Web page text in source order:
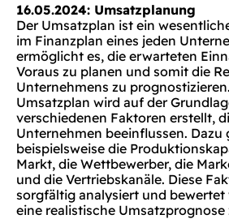
16.05.2024: Umsatzplanung
Der Umsatzplan ist ein
im Finanzplan eines jeden
ermöglicht es, die erwarteten
Voraus zu planen und somit die
Unternehmens zu
Umsatzplan wird auf der
verschiedenen Faktoren erstellt,
Unternehmen beeinflussen. Dazu
beispielsweise die
Markt, die Wettbewerber, die
und die Vertriebskanäle. Diese
sorgfältig analysiert und bewertet
eine realistische Umsatzprognose